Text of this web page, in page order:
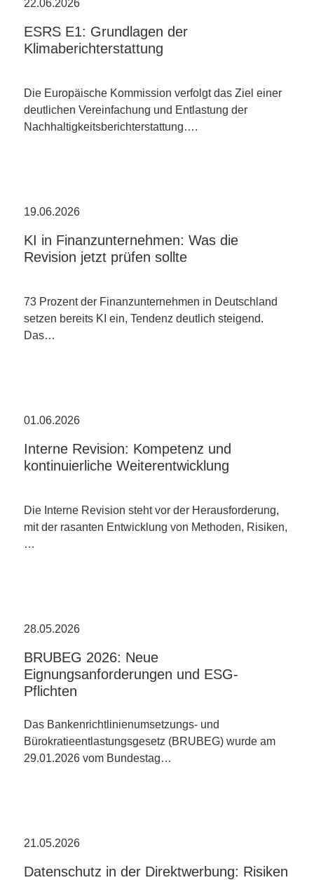
22.06.2026
ESRS E1: Grundlagen der
Klimaberichterstattung
Die Europäische Kommission verfolgt das Ziel einer
deutlichen Vereinfachung und Entlastung der
Nachhaltigkeitsberichterstattung….
19.06.2026
KI in Finanzunternehmen: Was die
Revision jetzt prüfen sollte
73 Prozent der Finanzunternehmen in Deutschland
setzen bereits KI ein, Tendenz deutlich steigend.
Das…
01.06.2026
Interne Revision: Kompetenz und
kontinuierliche Weiterentwicklung
Die Interne Revision steht vor der Herausforderung,
mit der rasanten Entwicklung von Methoden, Risiken,
…
28.05.2026
BRUBEG 2026: Neue
Eignungsanforderungen und ESG-
Pflichten
Das Bankenrichtlinienumsetzungs- und
Bürokratieentlastungsgesetz (BRUBEG) wurde am
29.01.2026 vom Bundestag…
21.05.2026
Datenschutz in der Direktwerbung: Risiken